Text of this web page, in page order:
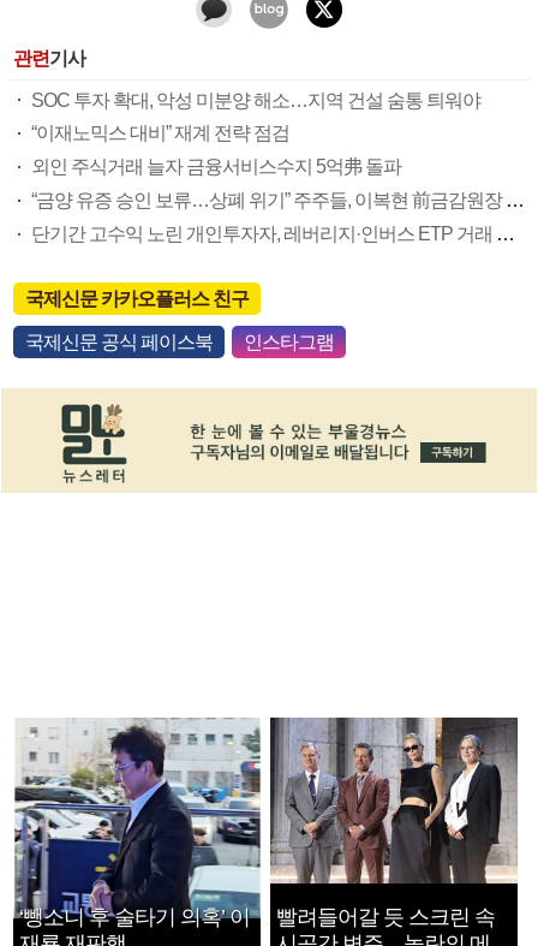
관련기사
SOC 투자 확대, 악성 미분양 해소…지역 건설 숨통 틔워야
“이재노믹스 대비” 재계 전략 점검
외인 주식거래 늘자 금융서비스수지 5억弗 돌파
“금양 유증 승인 보류…상폐 위기” 주주들, 이복현 前금감원장 고발
단기간 고수익 노린 개인투자자, 레버리지·인버스 ETP 거래 급증
국제신문 카카오플러스 친구
국제신문 공식 페이스북 인스타그램
‘뺑소니 후 술타기 의혹’ 이
빨려들어갈 듯 스크린 속